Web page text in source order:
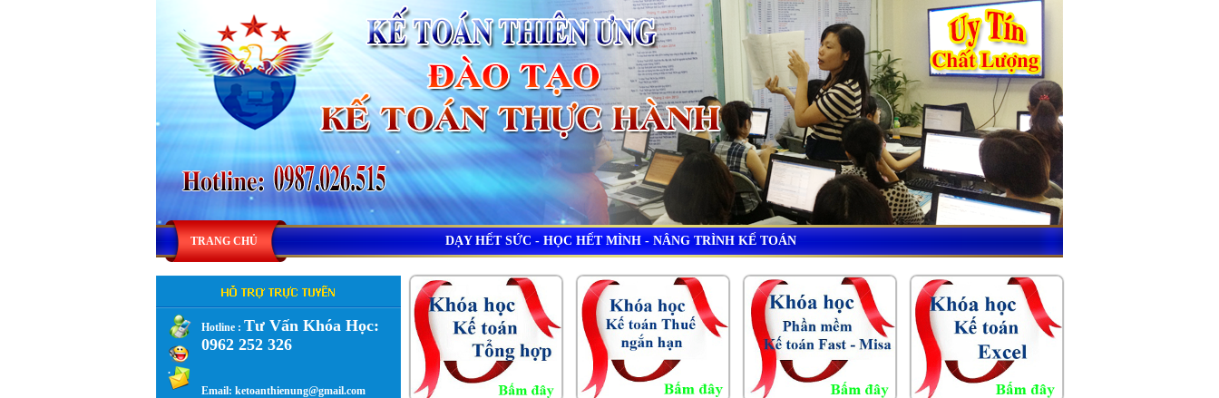
DẠY HẾT SỨC - HỌC HẾT MÌNH - NÂNG TRÌNH KẾ TOÁN
TRANG CHỦ
Hotline : Tư Vấn Khóa Học:
0962 252 326
.
Email: ketoanthienung@gmail.com